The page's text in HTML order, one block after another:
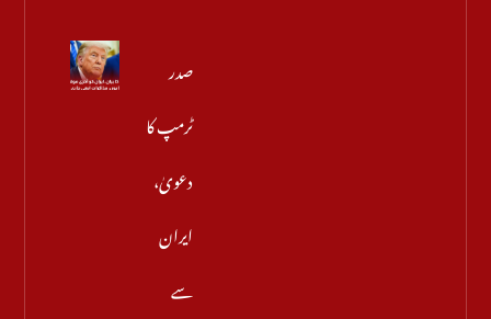
صدر
ٹرمپ کا
دعویٰ،
ایران
سے